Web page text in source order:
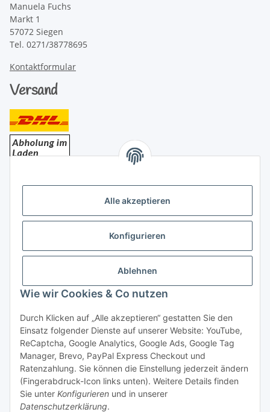
Alle akzeptieren
Konfigurieren
Ablehnen
Wie wir Cookies & Co nutzen
Durch Klicken auf „Alle akzeptieren“ gestatten Sie den
Einsatz folgender Dienste auf unserer Website: YouTube,
ReCaptcha, Google Analytics, Google Ads, Google Tag
Manager, Brevo, PayPal Express Checkout und
Ratenzahlung. Sie können die Einstellung jederzeit ändern
(Fingerabdruck-Icon links unten). Weitere Details finden
Sie unter Konfigurieren und in unserer
Datenschutzerklärung.
Manuela Fuchs
Markt 1
57072 Siegen
Tel. 0271/38778695
Kontaktformular
Versand
Rechtliches
Vertrag widerrufen
* Alle Preise inkl. gesetzlicher USt., zzgl.